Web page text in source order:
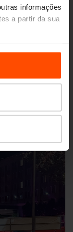
informações
a partir da sua
Principles